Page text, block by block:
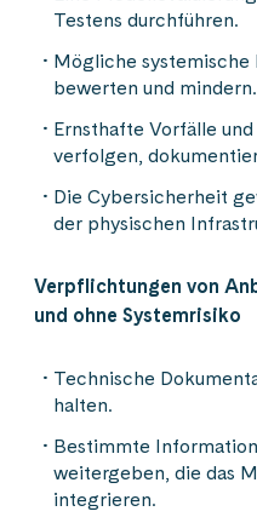
Testens durchführen.
Mögliche systemische
bewerten und mindern.
Ernsthafte Vorfälle
verfolgen,
Die Cybersicherheit
der physischen
Verpflichtungen von
und ohne Systemrisiko
Technische
halten.
Bestimmte
weitergeben, die das
integrieren.